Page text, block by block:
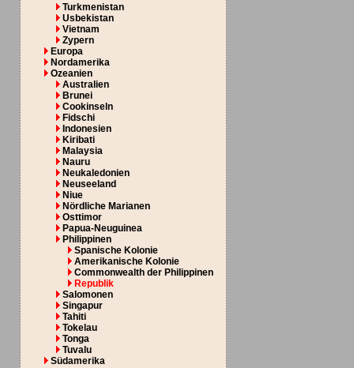
Turkmenistan
Usbekistan
Vietnam
Zypern
Europa
Nordamerika
Ozeanien
Australien
Brunei
Cookinseln
Fidschi
Indonesien
Kiribati
Malaysia
Nauru
Neukaledonien
Neuseeland
Niue
Nördliche Marianen
Osttimor
Papua-Neuguinea
Philippinen
Spanische Kolonie
Amerikanische Kolonie
Commonwealth der Philippinen
Republik
Salomonen
Singapur
Tahiti
Tokelau
Tonga
Tuvalu
Südamerika